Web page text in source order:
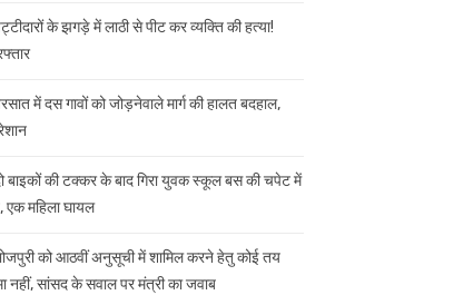
के झगड़े में लाठी से पीट कर व्यक्ति की हत्या!
में दस गावों को जोड़नेवाले मार्ग की हालत बदहाल,
बाइकों की टक्कर के बाद गिरा युवक स्कूल बस की चपेट में
एक महिला घायल
को आठवीं अनुसूची में शामिल करने हेतु कोई तय
नहीं, सांसद के सवाल पर मंत्री का जवाब